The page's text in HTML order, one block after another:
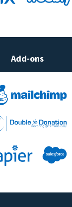
Add-ons